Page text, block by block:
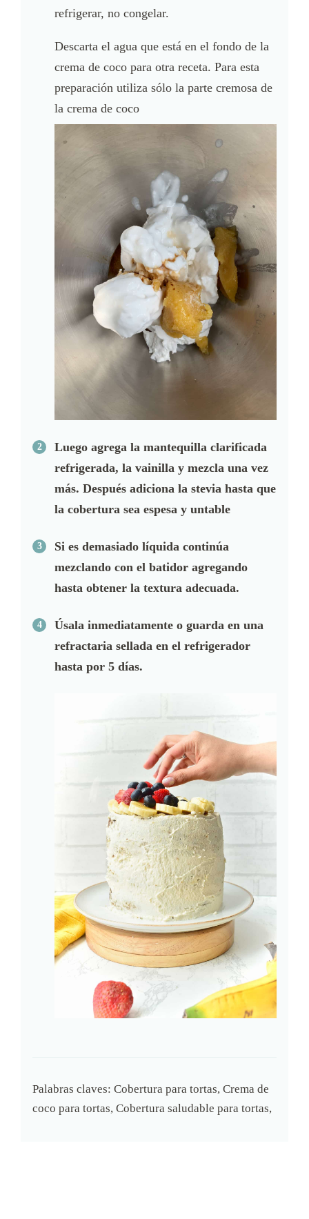
refrigerar, no congelar.
Descarta el agua que está en el fondo de la
crema de coco para otra receta. Para esta
preparación utiliza sólo la parte cremosa de
la crema de coco
Luego agrega la mantequilla clarificada
refrigerada, la vainilla y mezcla una vez
más. Después adiciona la stevia hasta que
la cobertura sea espesa y untable
Si es demasiado líquida continúa
mezclando con el batidor agregando
hasta obtener la textura adecuada.
Úsala inmediatamente o guarda en una
refractaria sellada en el refrigerador
hasta por 5 días.
Palabras claves: Cobertura para tortas, Crema de
coco para tortas, Cobertura saludable para tortas,